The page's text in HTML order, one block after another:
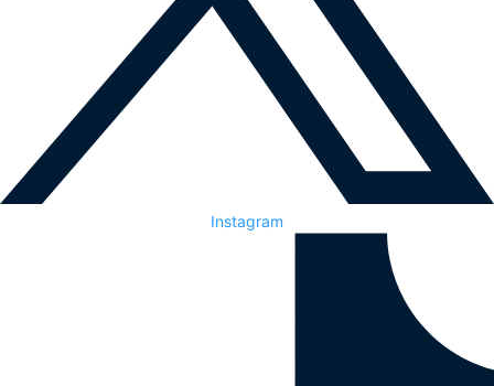
Instagram